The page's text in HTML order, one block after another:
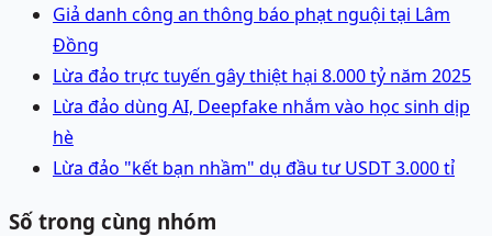
Giả danh công an thông báo phạt nguội tại Lâm
Đồng
Lừa đảo trực tuyến gây thiệt hại 8.000 tỷ năm 2025
Lừa đảo dùng AI, Deepfake nhắm vào học sinh dịp
hè
Lừa đảo "kết bạn nhầm" dụ đầu tư USDT 3.000 tỉ
Số trong cùng nhóm